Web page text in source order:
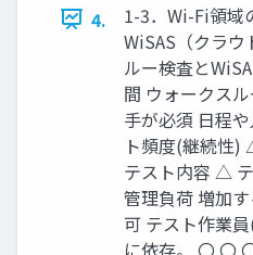
4.
1-3．Wi-Fi領域
WiSAS（クラ
ルー検査と
間 ウォークス
手が必須 日程
ト頻度(継続性)
テスト内容 △
管理負荷 増加
可 テスト作業
に依存。 〇 〇